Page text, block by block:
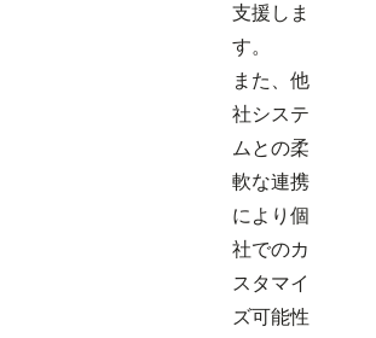
支援しま
す。
また、他
社システ
ムとの柔
軟な連携
により個
社でのカ
スタマイ
ズ可能性